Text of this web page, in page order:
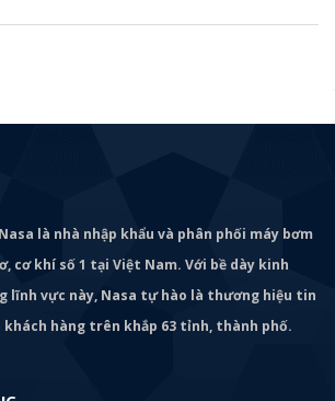
là nhà nhập khẩu và phân phối máy bơm
cơ khí số 1 tại Việt Nam. Với bề dày kinh
lĩnh vực này, Nasa tự hào là thương hiệu tin
khách hàng trên khắp 63 tỉnh, thành phố.